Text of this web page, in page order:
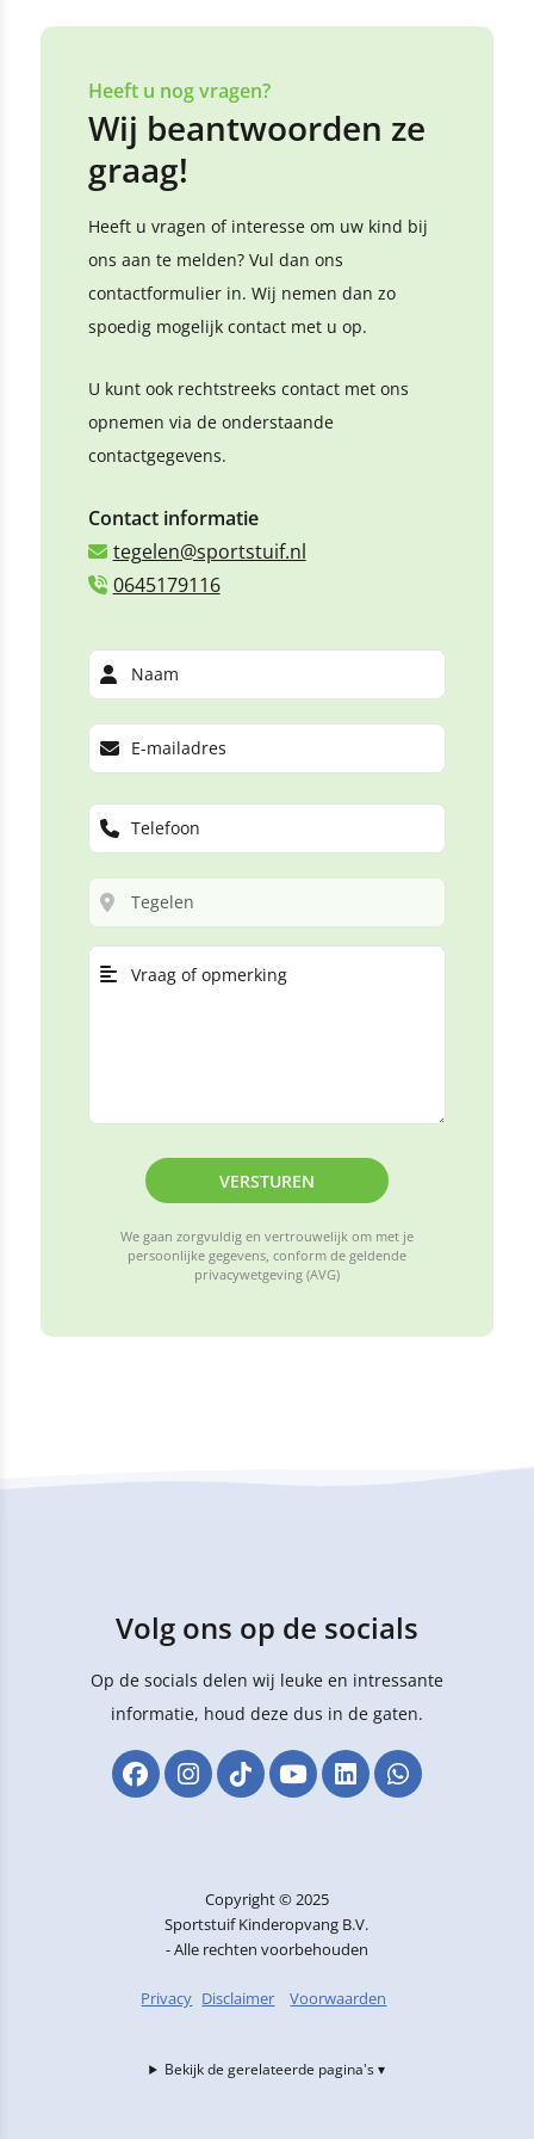
Heeft u nog vragen?
Wij beantwoorden ze
graag!
Heeft u vragen of interesse om uw kind bij
ons aan te melden? Vul dan ons
contactformulier in. Wij nemen dan zo
spoedig mogelijk contact met u op.
U kunt ook rechtstreeks contact met ons
opnemen via de onderstaande
contactgegevens.
Contact informatie
tegelen@sportstuif.nl
0645179116
VERSTUREN
We gaan zorgvuldig en vertrouwelijk om met je
persoonlijke gegevens, conform de geldende
privacywetgeving (AVG)
Volg ons op de socials
Op de socials delen wij leuke en intressante
informatie, houd deze dus in de gaten.
Copyright © 2025
Sportstuif Kinderopvang B.V.
- Alle rechten voorbehouden
Privacy Disclaimer Voorwaarden
Bekijk de gerelateerde pagina's